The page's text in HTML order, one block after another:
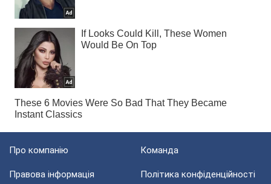
Про компанію Команда
Правова інформація Політика конфіденційності